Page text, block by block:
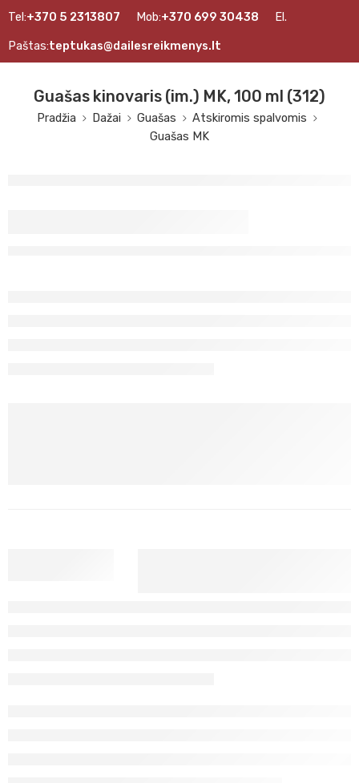
Tel:+370 5 2313807 Mob:+370 699 30438 El.
Paštas:teptukas@dailesreikmenys.lt
Guašas kinovaris (im.) MK, 100 ml (312)
Pradžia Dažai Guašas
Atskiromis spalvomis
Guašas MK